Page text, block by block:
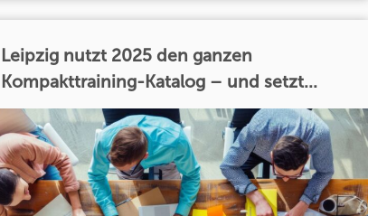
Leipzig nutzt 2025 den ganzen
Kompakttraining-Katalog – und setzt...